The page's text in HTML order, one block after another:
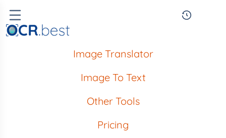
Image Translator
Image To Text
Other Tools
Pricing